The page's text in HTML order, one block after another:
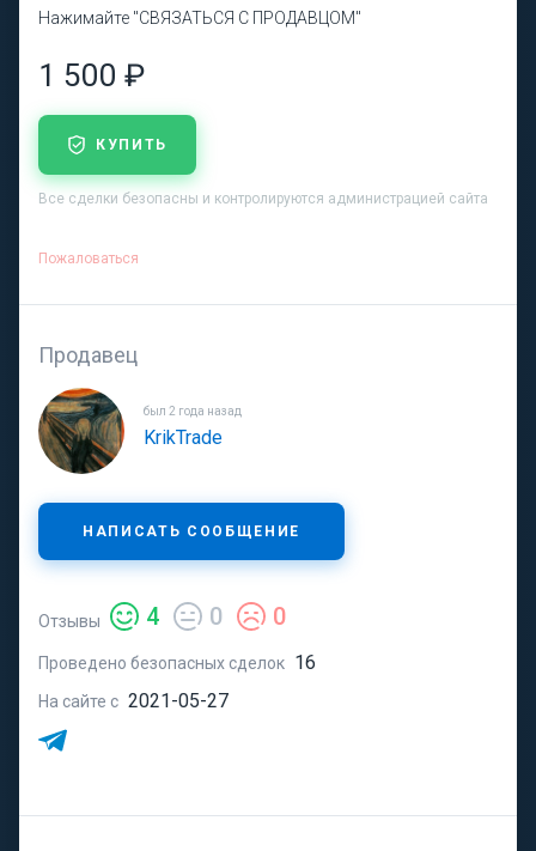
Нажимайте "СВЯЗАТЬСЯ С ПРОДАВЦОМ"
1 500 ₽
КУПИТЬ
Все сделки безопасны и контролируются администрацией сайта
Пожаловаться
Продавец
был 2 года назад
KrikTrade
НАПИСАТЬ СООБЩЕНИЕ
Отзывы 4 0 0
Проведено безопасных сделок 16
На сайте с 2021-05-27